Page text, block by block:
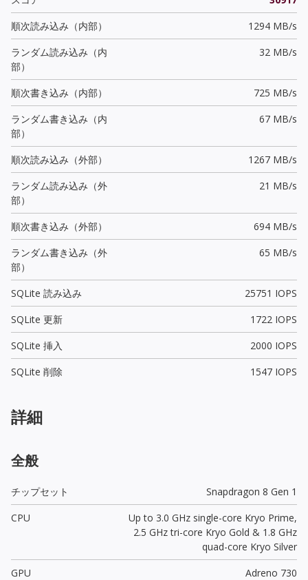
順次読み込み（内部）
1294 MB/s
ランダム読み込み（内
部）
32 MB/s
順次書き込み（内部）
725 MB/s
ランダム書き込み（内
部）
67 MB/s
順次読み込み（外部）
1267 MB/s
ランダム読み込み（外
部）
21 MB/s
順次書き込み（外部）
694 MB/s
ランダム書き込み（外
部）
65 MB/s
SQLite 読み込み
25751 IOPS
SQLite 更新
1722 IOPS
SQLite 挿入
2000 IOPS
SQLite 削除
1547 IOPS
詳細
全般
チップセット
Snapdragon 8 Gen 1
CPU
Up to 3.0 GHz single-core Kryo Prime,
2.5 GHz tri-core Kryo Gold & 1.8 GHz
quad-core Kryo Silver
GPU
Adreno 730